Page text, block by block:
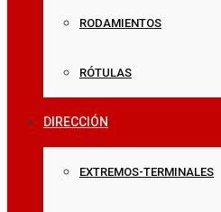
RODAMIENTOS
RÓTULAS
DIRECCIÓN
EXTREMOS-TERMINALES